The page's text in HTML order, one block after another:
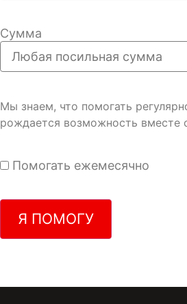
Сумма
Мы знаем, что помогать
рождается возможность вместе
Помогать ежемесячно
Я ПОМОГУ